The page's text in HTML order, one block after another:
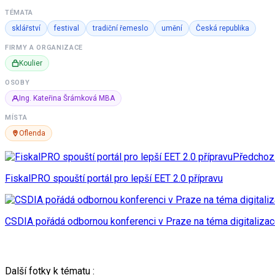
TÉMATA
sklářství festival tradiční řemeslo umění Česká republika
FIRMY A ORGANIZACE
Koulier
OSOBY
Ing. Kateřina Šrámková MBA
MÍSTA
Oflenda
FiskalPRO spouští portál pro lepší EET 2.0 přípravu
CSDIA pořádá odbornou konferenci v Praze na téma
Další fotky k tématu :